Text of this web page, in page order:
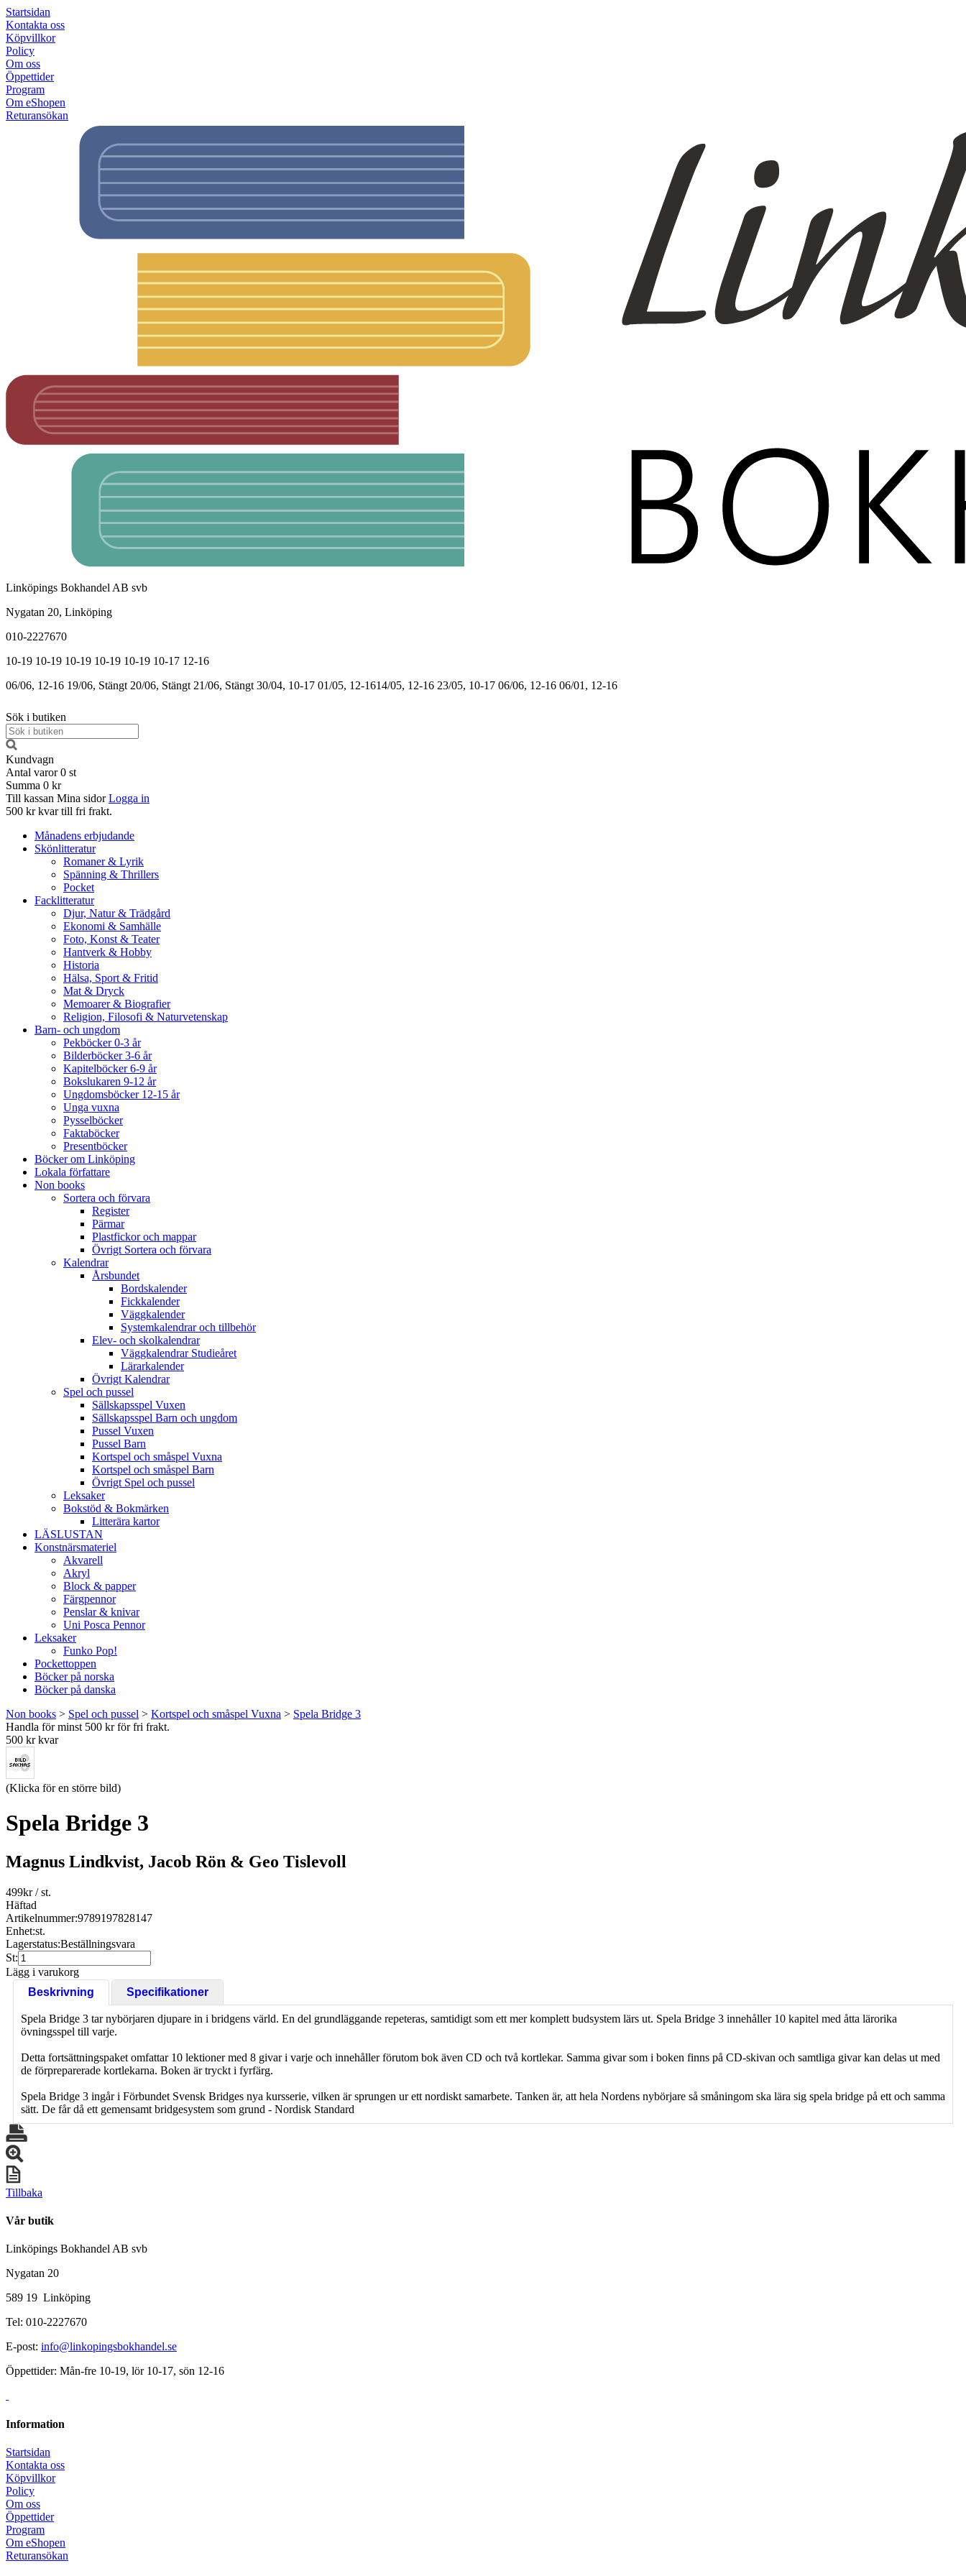
Startsidan
Kontakta oss
Köpvillkor
Policy
Om oss
Öppettider
Program
Om eShopen
Returansökan
Linköpings Bokhandel AB svb
Nygatan 20, Linköping
010-2227670
10-19 10-19 10-19 10-19 10-19 10-17 12-16
06/06, 12-16 19/06, Stängt 20/06, Stängt 21/06, Stängt 30/04, 10-17 01/05, 12-1614/05, 12-16 23/05, 10-17 06/06, 12-16 06/01, 12-16
Sök i butiken
Kundvagn
Antal varor 0 st
Summa 0 kr
Till kassan Mina sidor Logga in
500 kr kvar till fri frakt.
Månadens erbjudande
Skönlitteratur
Romaner & Lyrik
Spänning & Thrillers
Pocket
Facklitteratur
Djur, Natur & Trädgård
Ekonomi & Samhälle
Foto, Konst & Teater
Hantverk & Hobby
Historia
Hälsa, Sport & Fritid
Mat & Dryck
Memoarer & Biografier
Religion, Filosofi & Naturvetenskap
Barn- och ungdom
Pekböcker 0-3 år
Bilderböcker 3-6 år
Kapitelböcker 6-9 år
Bokslukaren 9-12 år
Ungdomsböcker 12-15 år
Unga vuxna
Pysselböcker
Faktaböcker
Presentböcker
Böcker om Linköping
Lokala författare
Non books
Sortera och förvara
Register
Pärmar
Plastfickor och mappar
Övrigt Sortera och förvara
Kalendrar
Årsbundet
Bordskalender
Fickkalender
Väggkalender
Systemkalendrar och tillbehör
Elev- och skolkalendrar
Väggkalendrar Studieåret
Lärarkalender
Övrigt Kalendrar
Spel och pussel
Sällskapsspel Vuxen
Sällskapsspel Barn och ungdom
Pussel Vuxen
Pussel Barn
Kortspel och småspel Vuxna
Kortspel och småspel Barn
Övrigt Spel och pussel
Leksaker
Bokstöd & Bokmärken
Litterära kartor
LÄSLUSTAN
Konstnärsmateriel
Akvarell
Akryl
Block & papper
Färgpennor
Penslar & knivar
Uni Posca Pennor
Leksaker
Funko Pop!
Pockettoppen
Böcker på norska
Böcker på danska
Non books > Spel och pussel > Kortspel och småspel Vuxna > Spela Bridge 3
Handla för minst 500 kr för fri frakt.
500 kr kvar
(Klicka för en större bild)
Spela Bridge 3
Magnus Lindkvist, Jacob Rön & Geo Tislevoll
499kr/ st.
Häftad
Artikelnummer:9789197828147
Enhet:st.
Lagerstatus:Beställningsvara
St:
Lägg i varukorg
Beskrivning
Specifikationer
Spela Bridge 3 tar nybörjaren djupare in i bridgens värld. En del grundläggande repeteras, samtidigt som ett mer komplett budsystem lärs ut. Spela Bridge 3 innehåller 10 kapitel med åtta lärorika
övningsspel till varje.
Detta fortsättningspaket omfattar 10 lektioner med 8 givar i varje och innehåller förutom bok även CD och två kortlekar. Samma givar som i boken finns på CD-skivan och samtliga givar kan delas ut med
de förpreparerade kortlekarna. Boken är tryckt i fyrfärg.
Spela Bridge 3 ingår i Förbundet Svensk Bridges nya kursserie, vilken är sprungen ur ett nordiskt samarbete. Tanken är, att hela Nordens nybörjare så småningom ska lära sig spela bridge på ett och samma
sätt. De får då ett gemensamt bridgesystem som grund - Nordisk Standard
Tillbaka
Vår butik
Linköpings Bokhandel AB svb
Nygatan 20
589 19 Linköping
Tel: 010-2227670
E-post: info@linkopingsbokhandel.se
Öppettider: Mån-fre 10-19, lör 10-17, sön 12-16
Information
Startsidan
Kontakta oss
Köpvillkor
Policy
Om oss
Öppettider
Program
Om eShopen
Returansökan